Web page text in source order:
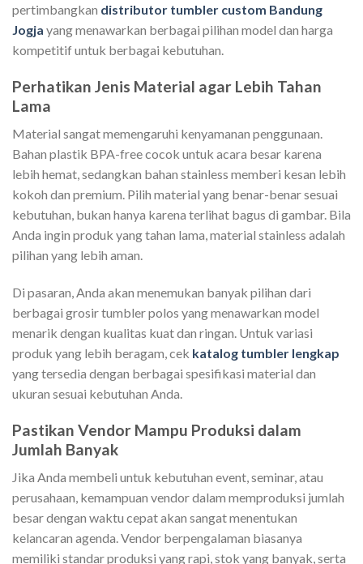
pertimbangkan distributor tumbler custom Bandung
Jogja yang menawarkan berbagai pilihan model dan harga
kompetitif untuk berbagai kebutuhan.
Perhatikan Jenis Material agar Lebih Tahan
Lama
Material sangat memengaruhi kenyamanan penggunaan.
Bahan plastik BPA-free cocok untuk acara besar karena
lebih hemat, sedangkan bahan stainless memberi kesan lebih
kokoh dan premium. Pilih material yang benar-benar sesuai
kebutuhan, bukan hanya karena terlihat bagus di gambar. Bila
Anda ingin produk yang tahan lama, material stainless adalah
pilihan yang lebih aman.
Di pasaran, Anda akan menemukan banyak pilihan dari
berbagai grosir tumbler polos yang menawarkan model
menarik dengan kualitas kuat dan ringan. Untuk variasi
produk yang lebih beragam, cek katalog tumbler lengkap
yang tersedia dengan berbagai spesifikasi material dan
ukuran sesuai kebutuhan Anda.
Pastikan Vendor Mampu Produksi dalam
Jumlah Banyak
Jika Anda membeli untuk kebutuhan event, seminar, atau
perusahaan, kemampuan vendor dalam memproduksi jumlah
besar dengan waktu cepat akan sangat menentukan
kelancaran agenda. Vendor berpengalaman biasanya
memiliki standar produksi yang rapi, stok yang banyak, serta